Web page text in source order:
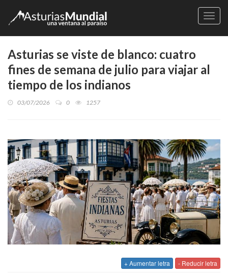
Asturias se viste de blanco: cuatro
fines de semana de julio para viajar al
tiempo de los indianos
03/07/2026 0 1257
+ Aumentar letra - Reducir letra